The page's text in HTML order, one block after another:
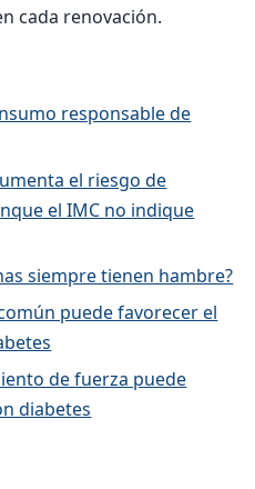
cada renovación.
responsable de
el riesgo de
el IMC no indique
siempre tienen hambre?
puede favorecer el
de fuerza puede
diabetes